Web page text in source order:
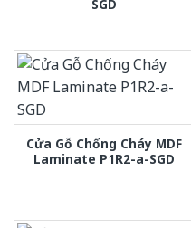
SGD
Cửa Gỗ Chống Cháy MDF
Laminate P1R2-a-SGD